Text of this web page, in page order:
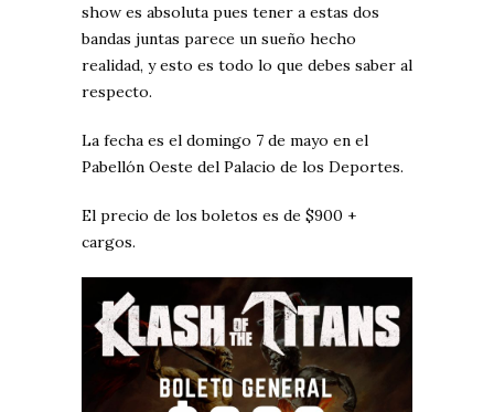
show es absoluta pues tener a estas dos
bandas juntas parece un sueño hecho
realidad, y esto es todo lo que debes saber al
respecto.
La fecha es el domingo 7 de mayo en el
Pabellón Oeste del Palacio de los Deportes.
El precio de los boletos es de $900 +
cargos.